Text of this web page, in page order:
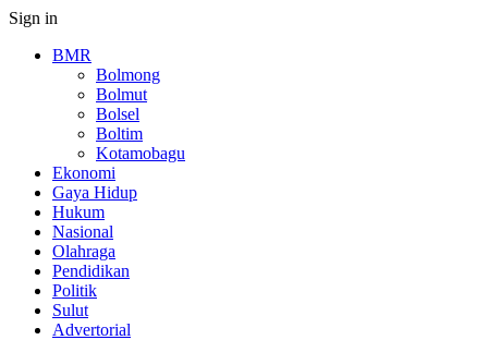
Sign in
BMR
Bolmong
Bolmut
Bolsel
Boltim
Kotamobagu
Ekonomi
Gaya Hidup
Hukum
Nasional
Olahraga
Pendidikan
Politik
Sulut
Advertorial